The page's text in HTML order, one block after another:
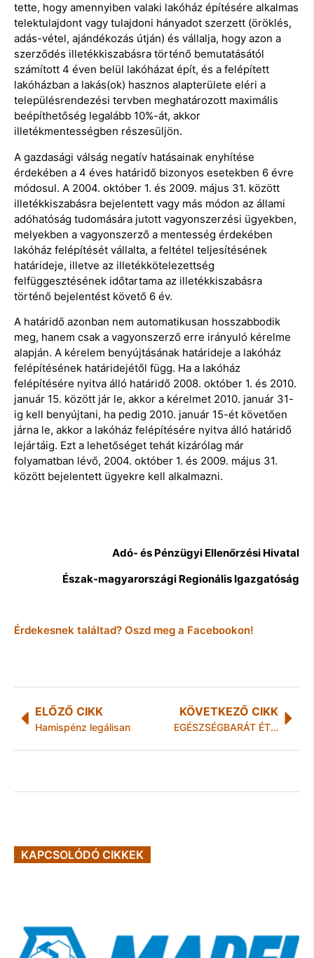
tette, hogy amennyiben valaki lakóház építésére alkalmas
telektulajdont vagy tulajdoni hányadot szerzett (öröklés,
adás-vétel, ajándékozás útján) és vállalja, hogy azon a
szerződés illetékkiszabásra történő bemutatásától
számított 4 éven belül lakóházat épít, és a felépített
lakóházban a lakás(ok) hasznos alapterülete eléri a
településrendezési tervben meghatározott maximális
beépíthetőség legalább 10%-át, akkor
illetékmentességben részesüljön.
A gazdasági válság negatív hatásainak enyhítése
érdekében a 4 éves határidő bizonyos esetekben 6 évre
módosul. A 2004. október 1. és 2009. május 31. között
illetékkiszabásra bejelentett vagy más módon az állami
adóhatóság tudomására jutott vagyonszerzési ügyekben,
melyekben a vagyonszerző a mentesség érdekében
lakóház felépítését vállalta, a feltétel teljesítésének
határideje, illetve az illetékkötelezettség
felfüggesztésének időtartama az illetékkiszabásra
történő bejelentést követő 6 év.
A határidő azonban nem automatikusan hosszabbodik
meg, hanem csak a vagyonszerző erre irányuló kérelme
alapján. A kérelem benyújtásának határideje a lakóház
felépítésének határidejétől függ. Ha a lakóház
felépítésére nyitva álló határidő 2008. október 1. és 2010.
január 15. között jár le, akkor a kérelmet 2010. január 31-
ig kell benyújtani, ha pedig 2010. január 15-ét követően
járna le, akkor a lakóház felépítésére nyitva álló határidő
lejártáig. Ezt a lehetőséget tehát kizárólag már
folyamatban lévő, 2004. október 1. és 2009. május 31.
között bejelentett ügyekre kell alkalmazni.
Adó- és Pénzügyi Ellenőrzési Hivatal
Észak-magyarországi Regionális Igazgatóság
Érdekesnek találtad? Oszd meg a Facebookon!
ELŐZŐ CIKK
Hamispénz legálisan
KÖVETKEZŐ CIKK
EGÉSZSÉGBARÁT ÉTTERMEK
KAPCSOLÓDÓ CIKKEK